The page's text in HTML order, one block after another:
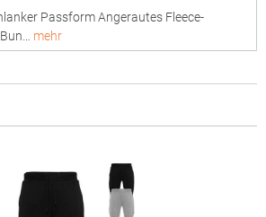
Passform Angerautes Fleece-
mehr